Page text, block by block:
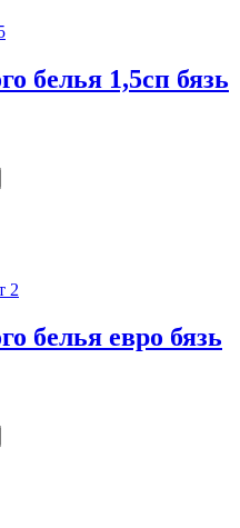
белья 1,5сп бязь
белья евро бязь